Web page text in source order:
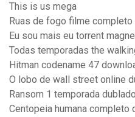
This is us mega
Ruas de fogo filme completo
Eu sou mais eu torrent
Todas temporadas the
Hitman codename 47
O lobo de wall street online
Ransom 1 temporada
Centopeia humana completo